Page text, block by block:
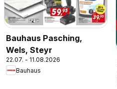
Bauhaus Pasching,
Wels, Steyr
22.07. - 11.08.2026
Bauhaus